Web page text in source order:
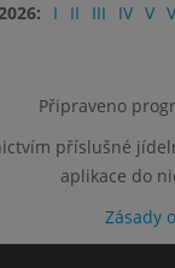
I II III IV V
Připraveno
příslušné
aplikace do
Zásady